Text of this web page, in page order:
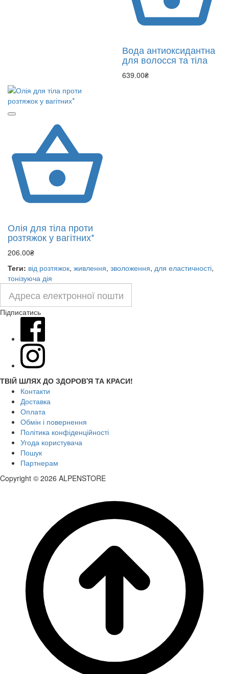
Вода антиоксидантна
для волосся та тіла
639.00₴
Олія для тіла проти
розтяжок у вагітних*
206.00₴
Теги: від розтяжок, живлення, зволоження, для еластичності,
тонізуюча дія
Підписатись
ТВІЙ ШЛЯХ ДО ЗДОРОВ'Я ТА КРАСИ!
Контакти
Доставка
Оплата
Обмін і повернення
Політика конфіденційності
Угода користувача
Пошук
Партнерам
Copyright © 2026 ALPENSTORE